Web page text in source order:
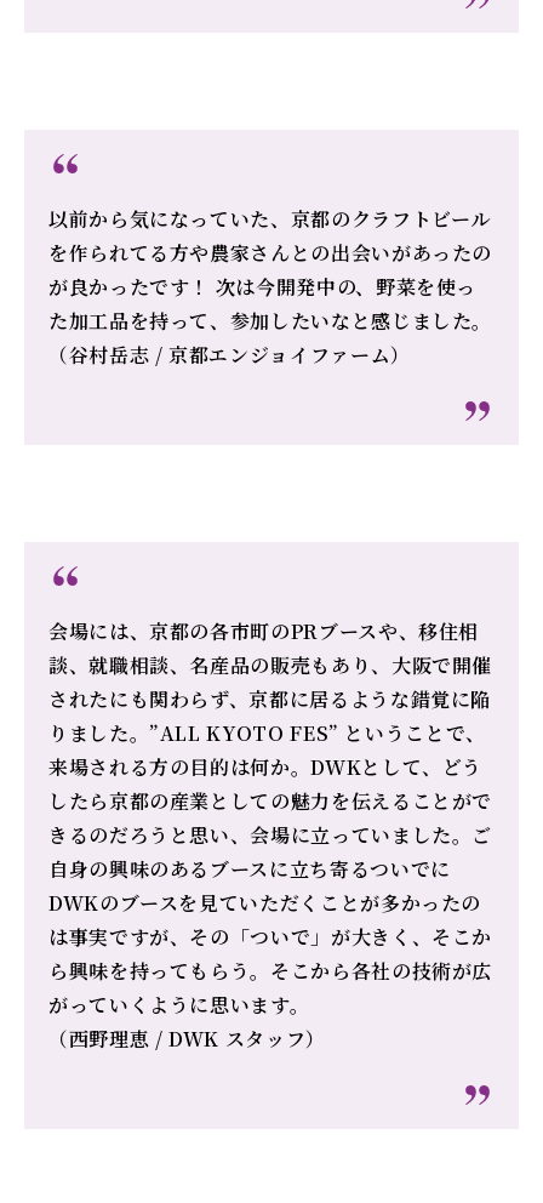
以前から気になっていた、京都のクラフトビール
を作られてる方や農家さんとの出会いがあったの
が良かったです！ 次は今開発中の、野菜を使っ
た加工品を持って、参加したいなと感じました。
（谷村岳志 / 京都エンジョイファーム）
会場には、京都の各市町のPRブースや、移住相
談、就職相談、名産品の販売もあり、大阪で開催
されたにも関わらず、京都に居るような錯覚に陥
りました。”ALL KYOTO FES” ということで、
来場される方の目的は何か。DWKとして、どう
したら京都の産業としての魅力を伝えることがで
きるのだろうと思い、会場に立っていました。ご
自身の興味のあるブースに立ち寄るついでに
DWKのブースを見ていただくことが多かったの
は事実ですが、その「ついで」が大きく、そこか
ら興味を持ってもらう。そこから各社の技術が広
がっていくように思います。
（西野理恵 / DWK スタッフ）